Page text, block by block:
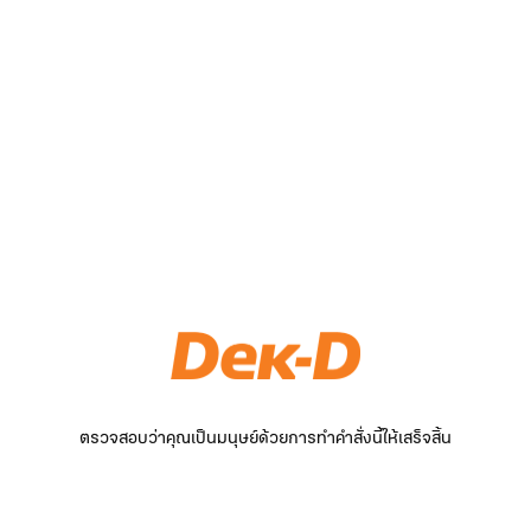
ตรวจสอบว่าคุณเป็นมนุษย์ด้วยการทำคำสั่งนี้ให้เสร็จสิ้น